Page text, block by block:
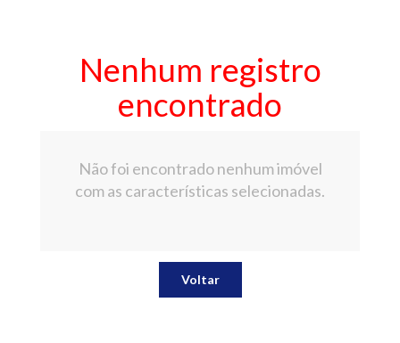
Nenhum registro
encontrado
Não foi encontrado nenhum imóvel
com as características selecionadas.
Voltar